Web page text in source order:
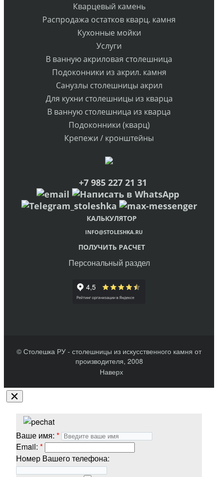
Кварцевый камень
Распродажа остатков кварц. камня
Кухонные мойки
Услуги
В ванную акриловая столешница
Подоконники из акрил. камня
Санузлы столешницы акрил
Для кухни столешницы из кварца
В ванную столешница из кварца
Подоконники (кварц)
Крепежи / кронштейны
+7 985 227 21 31
КАЛЬКУЛЯТОР
INFO@STOLESHKA.RU
ПОЛУЧИТЬ РАСЧЕТ
Персональный раздел
© Столешка РУ - столешницы из искусственного камня от
производителя, 2008
Наверх
×
Ваше имя:
Email:
Номер Вашего телефона: